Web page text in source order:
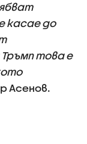
касае до
това е
Асенов.